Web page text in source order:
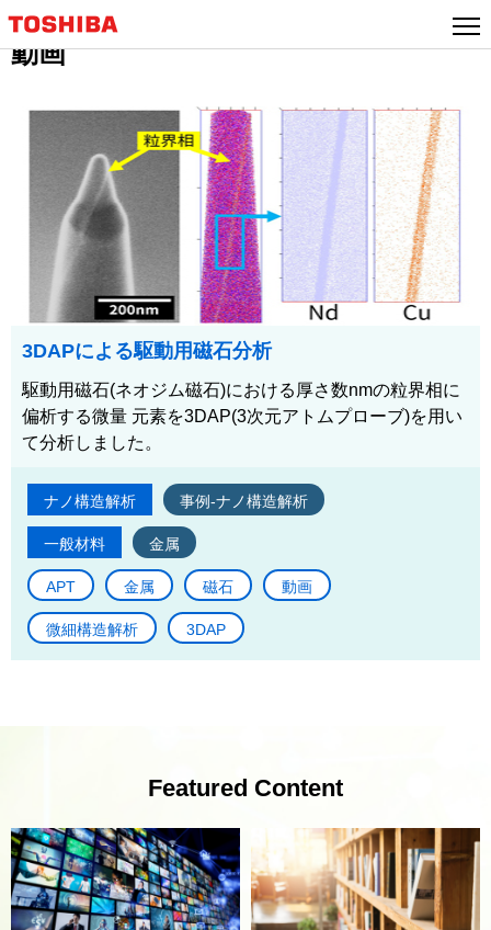
動画
3DAPによる駆動用磁石分析
駆動用磁石(ネオジム磁石)における厚さ数nmの粒界相に
偏析する微量 元素を3DAP(3次元アトムプローブ)を用い
て分析しました。
ナノ構造解析 事例-ナノ構造解析
一般材料 金属
APT 金属 磁石 動画
微細構造解析 3DAP
Featured Content